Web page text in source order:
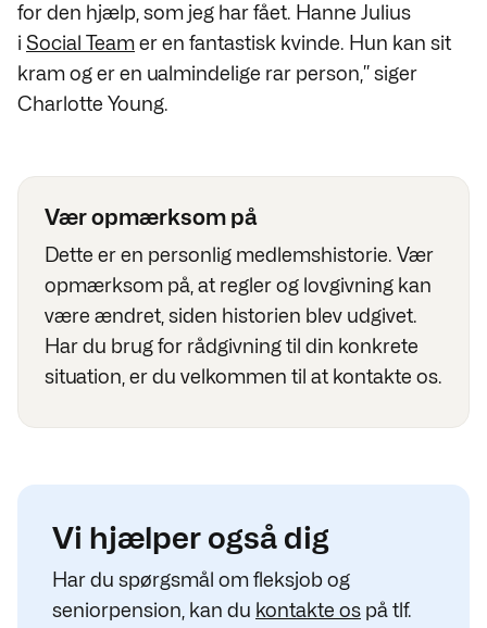
for den hjælp, som jeg har fået. Hanne Julius
i Social Teamer en fantastisk kvinde. Hun kan sit
kram og er en ualmindelige rar person,” siger
Charlotte Young.
Vær opmærksom på
Dette er en personlig medlemshistorie. Vær
opmærksom på, at regler og lovgivning kan
være ændret, siden historien blev udgivet.
Har du brug for rådgivning til din konkrete
situation, er du velkommen til at kontakte os.
Vi hjælper også dig
Har du spørgsmål om fleksjob og
seniorpension, kan du kontakte os på tlf.